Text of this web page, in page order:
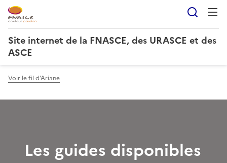
Site internet de la FNASCE, des URASCE et des
ASCE
Voir le fil d'Ariane
Les guides disponibles